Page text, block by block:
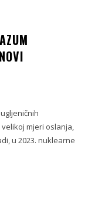
mjeri oslanja,
u 2023. nuklearne